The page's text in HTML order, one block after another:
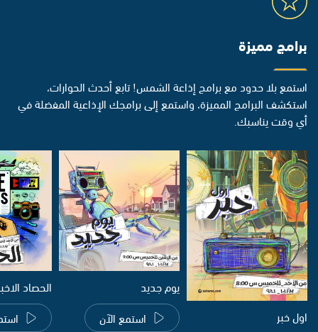
برامج مميزة
استمع بلا حدود مع برامج إذاعة الشمس! تابع أحدث الحوارات،
استكشف البرامج المميزة، واستمع إلى برامجك الإذاعية المفضلة في
أي وقت يناسبك.
اول خبر
يوم جديد
استمع الآن
الحصاد